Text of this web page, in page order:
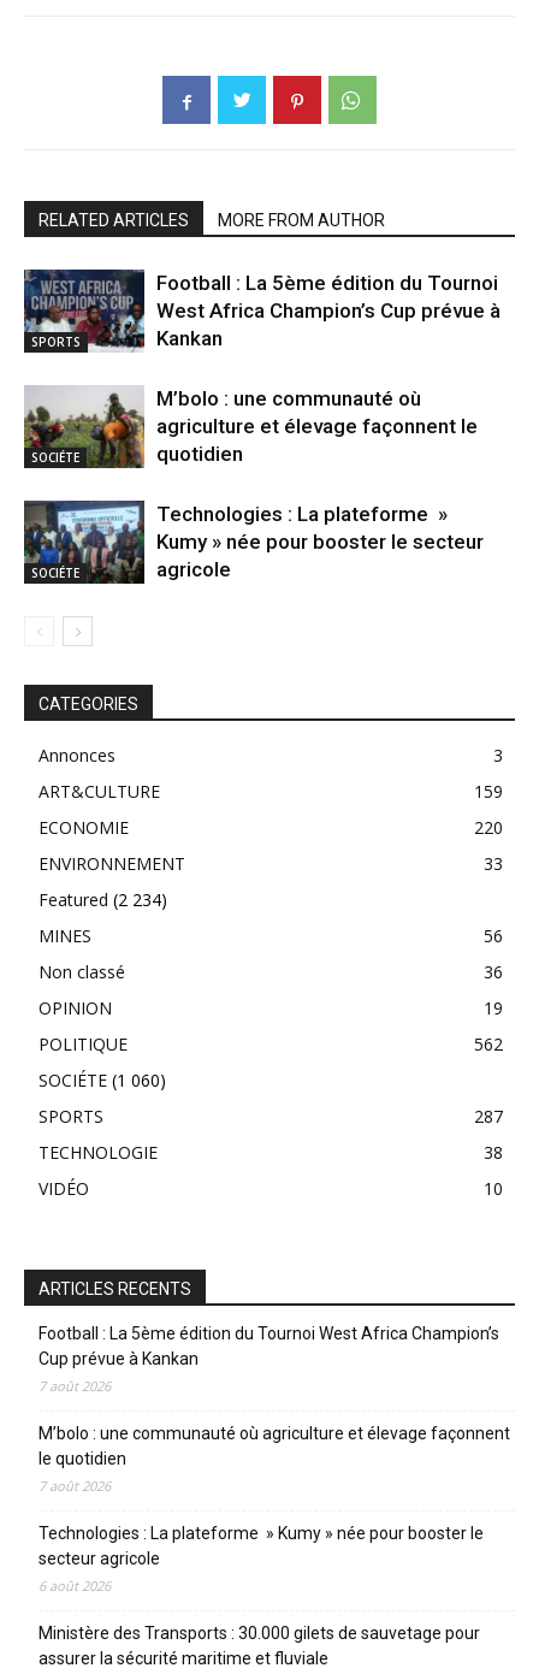
RELATED ARTICLES MORE FROM AUTHOR
SPORTS
Football : La 5ème édition du Tournoi
West Africa Champion’s Cup prévue à
Kankan
SOCIÉTE
M’bolo : une communauté où
agriculture et élevage façonnent le
quotidien
SOCIÉTE
Technologies : La plateforme »
Kumy » née pour booster le secteur
agricole
CATEGORIES
Annonces
3
ART&CULTURE
159
ECONOMIE
220
ENVIRONNEMENT
33
Featured (2 234)
MINES
56
Non classé
36
OPINION
19
POLITIQUE
562
SOCIÉTE (1 060)
SPORTS
287
TECHNOLOGIE
38
VIDÉO
10
ARTICLES RECENTS
Football : La 5ème édition du Tournoi West Africa Champion’s
Cup prévue à Kankan
7 août 2026
M’bolo : une communauté où agriculture et élevage façonnent
le quotidien
7 août 2026
Technologies : La plateforme » Kumy » née pour booster le
secteur agricole
6 août 2026
Ministère des Transports : 30.000 gilets de sauvetage pour
assurer la sécurité maritime et fluviale